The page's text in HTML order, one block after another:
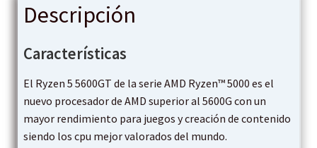
Descripción
Características
El Ryzen 5 5600GT de la serie AMD Ryzen™ 5000 es el
nuevo procesador de AMD superior al 5600G con un
mayor rendimiento para juegos y creación de contenido
siendo los cpu mejor valorados del mundo.